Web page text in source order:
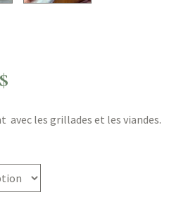
$
avec les grillades et les viandes.